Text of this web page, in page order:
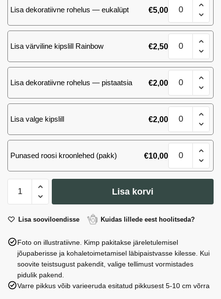
kogus
Lisa dekoratiivne rohelus — eukalüpt €5,00 101
roosi
(Ecuador)
kogus
Lisa värviline kipslill Rainbow €2,50 101
roosi
(Ecuador)
kogus
Lisa dekoratiivne rohelus — pistaatsia €2,00 101
roosi
(Ecuador)
kogus
Lisa valge kipslill €2,00 101
roosi
(Ecuador)
kogus
Punased roosi kroonlehed (pakk) €10,00 101
roosi
(Ecuador)
101
(Ecuador)
Lisa korvi
Lisa sooviloendisse Kuidas lillede eest hoolitseda?
Foto on illustratiivne. Kimp pakitakse järeletulemisel
jõupaberisse ja kohaletoimetamisel läbipaistvasse kilesse. Kui
soovite teistsugust pakendit, valige tellimust vormistades
pidulik pakend.
Varre pikkus võib varieeruda esitatud pikkusest 5-10 cm võrra